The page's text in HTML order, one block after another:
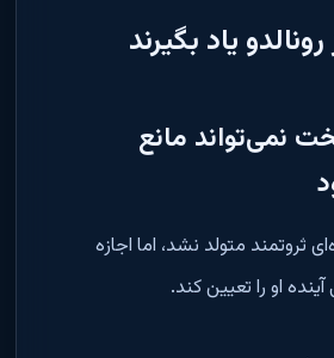
یاد بگیرند
نمی‌تواند مانع
ثروتمند متولد نشد، اما اجازه
او را تعیین کند.